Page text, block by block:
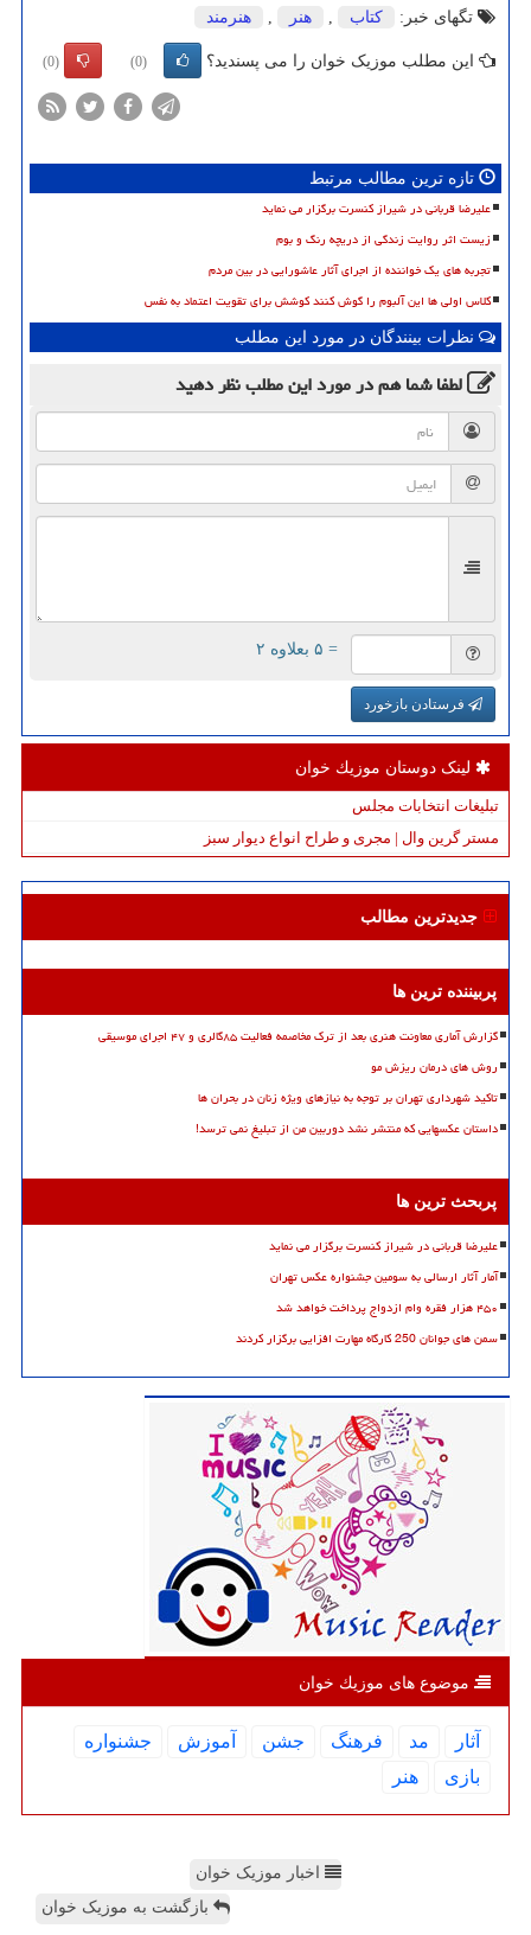
تگهای خبر:
كتاب , هنر , هنرمند
این مطلب موزیک خوان را می پسندید؟ (0)
(0)
تازه ترین مطالب مرتبط
علیرضا قربانی در شیراز کنسرت برگزار می نماید
زیست اثر روایت زندگی از دریچه رنگ و بوم
تجربه های یک خواننده از اجرای آثار عاشورایی در بین مردم
کلاس اولی ها این آلبوم را گوش کنند کوشش برای تقویت اعتماد به نفس
نظرات بینندگان در مورد این مطلب
لطفا شما همدر مورد این مطلبنظر دهید
= ۵ بعلاوه ۲
فرستادن بازخورد
لینک دوستان موزیك خوان
تبلیغات انتخابات مجلس
مستر گرین وال | مجری و طراح انواع دیوار سبز
جدیدترین مطالب
پربیننده ترین ها
گزارش آماری معاونت هنری بعد از ترک مخاصمه فعالیت ۸۵گالری و ۴۷ اجرای موسیقی
روش های درمان ریزش مو
تاکید شهرداری تهران بر توجه به نیازهای ویژه زنان در بحران ها
داستان عکسهایی که منتشر نشد دوربین من از تبلیغ نمی ترسد!
پربحث ترین ها
علیرضا قربانی در شیراز کنسرت برگزار می نماید
آمار آثار ارسالی به سومین جشنواره عکس تهران
۴۵۰ هزار فقره وام ازدواج پرداخت خواهد شد
سمن های جوانان 250 کارگاه مهارت افزایی برگزار کردند
موضوع های موزیك خوان
آثار مد فرهنگ جشن آموزش
جشنواره
بازی
هنر
اخبار موزیک خوان
بازگشت به موزیک خوان